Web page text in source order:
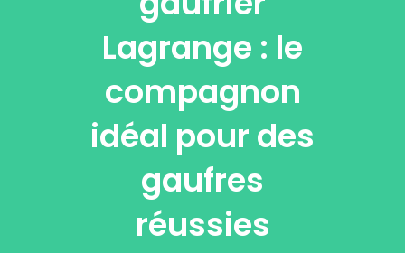
Lagrange : le
compagnon
idéal pour des
gaufres
réussies